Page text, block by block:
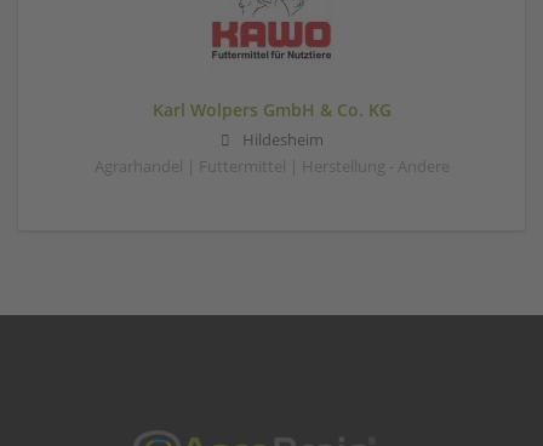
Karl Wolpers GmbH & Co. KG
Hildesheim
Agrarhandel | Futtermittel | Herstellung - Andere